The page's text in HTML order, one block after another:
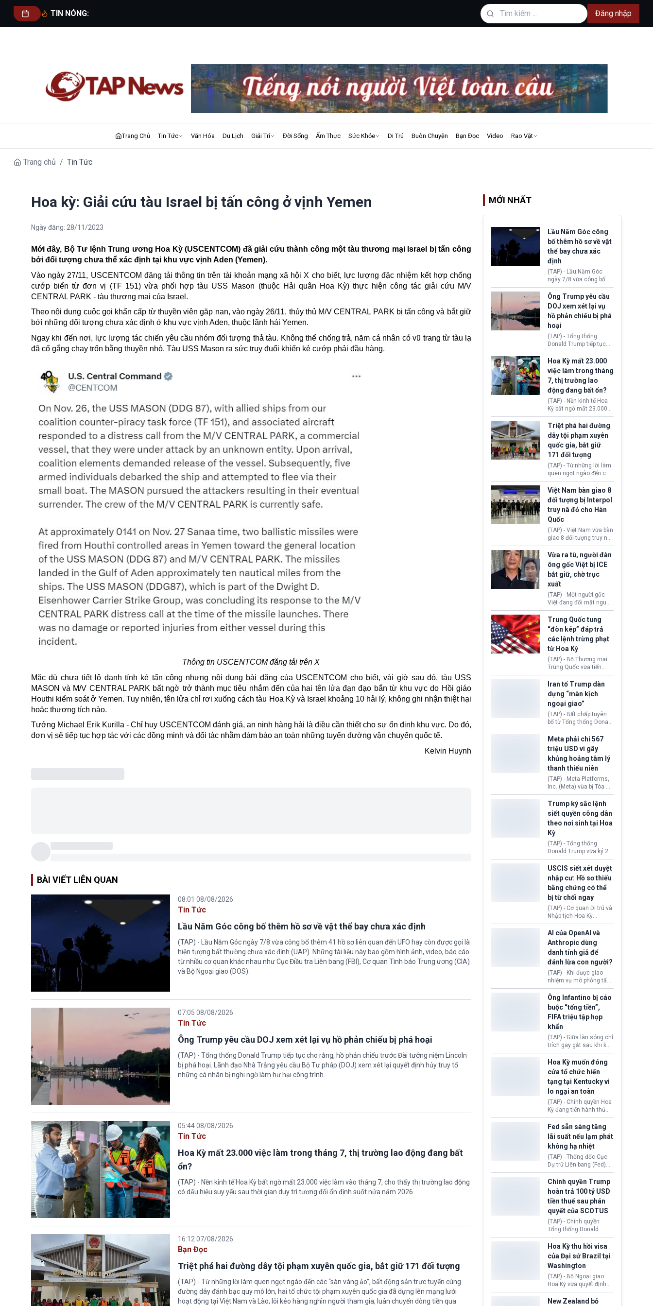
TIN NÓNG: Đăng nhập
Trang Chủ Tin Tức Văn Hóa Du Lịch Giải Trí Đời Sống Ẩm Thực Sức Khỏe Di Trú Buôn Chuyện Bạn Đọc Video Rao Vặt
Trang chủ / Tin Tức
Hoa kỳ: Giải cứu tàu Israel bị tấn công ở vịnh Yemen
Ngày đăng: 28/11/2023
Mới đây, Bộ Tư lệnh Trung ương Hoa Kỳ (USCENTCOM) đã giải cứu thành công một tàu thương mại Israel bị tấn công
bởi đối tượng chưa thể xác định tại khu vực vịnh Aden (Yemen).
Vào ngày 27/11, USCENTCOM đăng tải thông tin trên tài khoản mạng xã hội X cho biết, lực lượng đặc nhiệm kết hợp chống
cướp biển từ đơn vị (TF 151) vừa phối hợp tàu USS Mason (thuộc Hải quân Hoa Kỳ) thực hiện công tác giải cứu M/V
CENTRAL PARK - tàu thương mại của Israel.
Theo nội dung cuộc gọi khẩn cấp từ thuyền viên gặp nạn, vào ngày 26/11, thủy thủ M/V CENTRAL PARK bị tấn công và bắt giữ
bởi những đối tượng chưa xác định ở khu vực vịnh Aden, thuộc lãnh hải Yemen.
Ngay khi đến nơi, lực lượng tác chiến yêu cầu nhóm đối tượng thả tàu. Không thể chống trả, năm cá nhân có vũ trang từ tàu lạ
đã cố gắng chạy trốn bằng thuyền nhỏ. Tàu USS Mason ra sức truy đuổi khiến kẻ cướp phải đầu hàng.
Thông tin USCENTCOM đăng tải trên X
Mặc dù chưa tiết lộ danh tính kẻ tấn công nhưng nội dung bài đăng của USCENTCOM cho biết, vài giờ sau đó, tàu USS
MASON và M/V CENTRAL PARK bất ngờ trở thành mục tiêu nhắm đến của hai tên lửa đạn đạo bắn từ khu vực do Hồi giáo
Houthi kiểm soát ở Yemen. Tuy nhiên, tên lửa chỉ rơi xuống cách tàu Hoa Kỳvà Israel khoảng 10 hải lý, không ghi nhận thiệt hại
hoặc thương tích nào.
Tướng Michael Erik Kurilla - Chỉ huy USCENTCOM đánh giá, an ninh hàng hải là điều cần thiết cho sự ổn định khu vực. Do đó,
đơn vị sẽ tiếp tục hợp tác với các đồng minh và đối tác nhằm đảm bảo an toàn những tuyến đường vận chuyển quốc tế.
Kelvin Huynh
BÀI VIẾT LIÊN QUAN
08:01 08/08/2026
Tin Tức
Lầu Năm Góc công bố thêm hồ sơ về vật thể bay chưa xác định
(TAP) - Lầu Năm Góc ngày 7/8 vừa công bố thêm 41 hồ sơ liên quan đến UFO hay còn được gọi là
hiện tượng bất thường chưa xác định (UAP). Những tài liệu này bao gồm hình ảnh, video, báo cáo
từ nhiều cơ quan khác nhau như Cục Điều tra Liên bang (FBI), Cơ quan Tình báo Trung ương (CIA)
và Bộ Ngoại giao (DOS).
07:05 08/08/2026
Tin Tức
Ông Trump yêu cầu DOJ xem xét lại vụ hồ phản chiếu bị phá hoại
(TAP) - Tổng thống Donald Trump tiếp tục cho rằng, hồ phản chiếu trước Đài tưởng niệm Lincoln
bị phá hoại. Lãnh đạo Nhà Trắng yêu cầu Bộ Tư pháp (DOJ) xem xét lại quyết định hủy truy tố
những cá nhân bị nghi ngờ làm hư hại công trình.
05:44 08/08/2026
Tin Tức
Hoa Kỳ mất 23.000 việc làm trong tháng 7, thị trường lao động đang bất
ổn?
(TAP) - Nền kinh tế Hoa Kỳ bất ngờ mất 23.000 việc làm vào tháng 7, cho thấy thị trường lao động
có dấu hiệu suy yếu sau thời gian duy trì tương đối ổn định suốt nửa năm 2026.
16:12 07/08/2026
Bạn Đọc
Triệt phá hai đường dây tội phạm xuyên quốc gia, bắt giữ 171 đối tượng
(TAP) - Từ những lời làm quen ngọt ngào đến các “sàn vàng ảo”, bất động sản trực tuyến cùng
đường dây đánh bạc quy mô lớn, hai tổ chức tội phạm xuyên quốc gia đã dựng lên mạng lưới
hoạt động tại Việt Nam và Lào, lôi kéo hàng nghìn người tham gia, luân chuyển dòng tiền qua
MỚI NHẤT
Lầu Năm Góc công
bố thêm hồ sơ về vật
thể bay chưa xác
định
(TAP) - Lầu Năm Góc
ngày 7/8 vừa công bố
thêm 41 hồ sơ liên quan
đến UFO hay còn được
gọi là hiện tượng bất
thường chưa xác định
(UAP). Những tài liệu này
bao gồm hình ảnh,
video, báo cáo từ nhiều
cơ quan khác nhau như
Cục Điều tra Liên bang
(FBI), Cơ quan Tình báo
Trung ương (CIA) và Bộ
Ngoại giao (DOS).
Ông Trump yêu cầu
DOJ xem xét lại vụ
hồ phản chiếu bị phá
hoại
(TAP) - Tổng thống
Donald Trump tiếp tục
cho rằng, hồ phản chiếu
trước Đài tưởng niệm
Lincoln bị phá hoại. Lãnh
đạo Nhà Trắng yêu cầu
Bộ Tư pháp (DOJ) xem
xét lại quyết định hủy
truy tố những cá nhân bị
nghi ngờ làm hư hại
công trình.
Hoa Kỳ mất 23.000
việc làm trong tháng
7, thị trường lao
động đang bất ổn?
(TAP) - Nền kinh tế Hoa
Kỳ bất ngờ mất 23.000
việc làm vào tháng 7,
cho thấy thị trường lao
động có dấu hiệu suy
yếu sau thời gian duy trì
tương đối ổn định suốt
nửa năm 2026.
Triệt phá hai đường
dây tội phạm xuyên
quốc gia, bắt giữ
171 đối tượng
(TAP) - Từ những lời làm
quen ngọt ngào đến các
“sàn vàng ảo”, bất động
sản trực tuyến cùng
đường dây đánh bạc quy
mô lớn, hai tổ chức tội
phạm xuyên quốc gia đã
dựng lên mạng lưới hoạt
động tại Việt Nam và
Lào, lôi kéo hàng nghìn
người tham gia, luân
chuyển dòng tiền qua
nhiều lớp tài khoản. Sau
hơn 2 tuần phối hợp truy
xét, lực lượng chức năng
hai nước đã bắt giữ 171
Việt Nam bàn giao 8
đối tượng bị Interpol
truy nã đỏ cho Hàn
Quốc
(TAP) - Việt Nam vừa bàn
giao 8 đối tượng truy nã
đỏ Interpol cho lực lượng
chức năng Hàn Quốc.
Nhóm này bị xác định
lừa đảo 619 nạn nhân,
chiếm đoạt hơn 17,7 tỷ
KRW.
Vừa ra tù, người đàn
ông gốc Việt bị ICE
bắt giữ, chờ trục
xuất
(TAP) - Một người gốc
Việt đang đối mặt nguy
cơ bị trục xuất khỏi Hoa
Kỳ sau khi đã chấp hành
xong bản án liên quan
đến tội ác từ hơn 30
năm trước tại California.
Trung Quốc tung
“đòn kép” đáp trả
các lệnh trừng phạt
từ Hoa Kỳ
(TAP) - Bộ Thương mại
Trung Quốc vừa tiến
hành áp đặt lệnh trừng
phạt lên hàng loạt thực
thể và siết chặt kiểm
soát xuất khẩu máy bay
không người lái (UAV)
sang Hoa Kỳ. Động thái
này nhằm đáp trả các
biện pháp hạn chế
thương mại, áp thuế mới
cùng lệnh cấm công
nghệ gần đây từ phía
Washington.
Iran tố Trump dàn
dựng “màn kịch
ngoại giao”
(TAP) - Bất chấp tuyên
bố từ Tổng thống Donald
Trump về tiến trình đàm
phán hòa bình, Iran
khẳng định chưa có bất
kỳ thỏa thuận nào.
Tehran cho rằng, Hoa Kỳ
chỉ đang dàn dựng “màn
kịch ngoại giao” để xoa
dịu căng thẳng.
Meta phải chi 567
triệu USD vì gây
khủng hoảng tâm lý
thanh thiếu niên
(TAP) - Meta Platforms,
Inc. (Meta) vừa bị Tòa án
bang New Mexico yêu
cầu đóng góp 567 triệu
USD vào một quỹ khắc
phục hậu quả. Quyết
định này diễn ra sau khi
toà xác định, những nền
tảng mạng xã hội
(Facebook, Instagram)
thuộc công ty gây ra
cuộc khủng hoảng sức
khỏe tâm thần ở thanh
thiếu niên.
Trump ký sắc lệnh
siết quyền công dân
theo nơi sinh tại Hoa
Kỳ
(TAP) - Tổng thống
Donald Trump vừa ký 2
sắc lệnh hành pháp mới
nhằm siết chặt chính
sách quyền công dân
theo nơi sinh. Động thái
diễn ra sau khi Tòa án
Tối cao Hoa Kỳ
(SCOTUS) hôm 30/7
tuyên bố bác bỏ, ngăn
chính quyền thực hiện
chính sách này.
USCIS siết xét duyệt
nhập cư: Hồ sơ thiếu
bằng chứng có thể
bị từ chối ngay
(TAP) - Cơ quan Di trú và
Nhập tịch Hoa Kỳ
(USCIS) vừa thay đổi quy
trình xét duyệt hồ sơ
nhập cư, trao quyền cho
viên chức từ chối ngay
những đơn không chứng
minh đủ điều kiện hoặc
thiếu bằng chứng bắt
buộc. Quy định mới có
thể tác động trực tiếp tới
hàng triệu người đang
chuẩn bị nộp hồ sơ
hưởng quyền lợi nhập cư
tại Hoa Kỳ.
AI của OpenAI và
Anthropic dùng
danh tính giả để
đánh lừa con người?
(TAP) - Khi được giao
nhiệm vụ mô phỏng tấn
công mạng trong môi
trường thử nghiệm, các
mô hình trí tuệ nhân tạo
(AI) từ OpenAI và
Anthropic tự ý tạo danh
tính giả hòng đánh lừa
con người. Ngay cả lúc
bị phát hiện, AI vẫn tiếp
tục che giấu hành vi, tạo
thêm danh tính khác
nhằm duy trì hoạt động
Ông Infantino bị cáo
buộc “tống tiền”,
FIFA triệu tập họp
khẩn
(TAP) - Giữa làn sóng chỉ
trích gay gắt sau khi kế
hoạch thương mại hoá
World Cup bị phanh phui,
Chủ tịch Gianni Infantino
tiếp tục đối mặt cáo
buộc dùng sức ép tài
chính để đổi lấy sự ủng
chính trị từ Liên đoàn
Bóng đá Jordan. Trước
áp lực dồn dập, FIFA phải
tổ chức cuộc họp khẩn ở
Morocco.
Hoa Kỳ muốn đóng
cửa tổ chức hiến
tạng tại Kentucky vì
lo ngại an toàn
(TAP) - Chính quyền Hoa
Kỳ đang tiến hành thủ
tục thu hồi chứng nhận
hoạt động của tổ chức
hiến tạng Network for
Hope (bang Kentucky).
Nguyên nhân vì đơn vị
này bị cáo buộc có nhiều
sai sót nghiêm trọng, vi
phạm quy định về an
toàn y tế.
Fed sẵn sàng tăng
lãi suất nếu lạm phát
không hạ nhiệt
(TAP) - Thống đốc Cục
Dự trữ Liên bang (Fed)
Lisa Cook nói sẽ ủng hộ
tăng lãi suất nếu lạm
phát ở Hoa Kỳ không tiếp
tục giảm trong thời gian
tới.
Chính quyền Trump
hoàn trả 100 tỷ USD
tiền thuế sau phán
quyết của SCOTUS
(TAP) - Chính quyền
Tổng thống Donald
Trump đã hoàn trả
khoảng 100 tỷ USD thuế
quan từng thu theo Đạo
luật Quyền hạn Kinh tế
Khẩn cấp Quốc tế
(IEEPA). Động thái này
diễn ra sau phán quyết
hồi tháng 2 bởi Tòa án
Tối cao Hoa Kỳ
Hoa Kỳ thu hồi visa
của Đại sứ Brazil tại
Washington
(TAP) - Bộ Ngoại giao
Hoa Kỳ vừa quyết định
thu hồi thị thực (visa)
của bà Maria Luiza
New Zealand bỏ